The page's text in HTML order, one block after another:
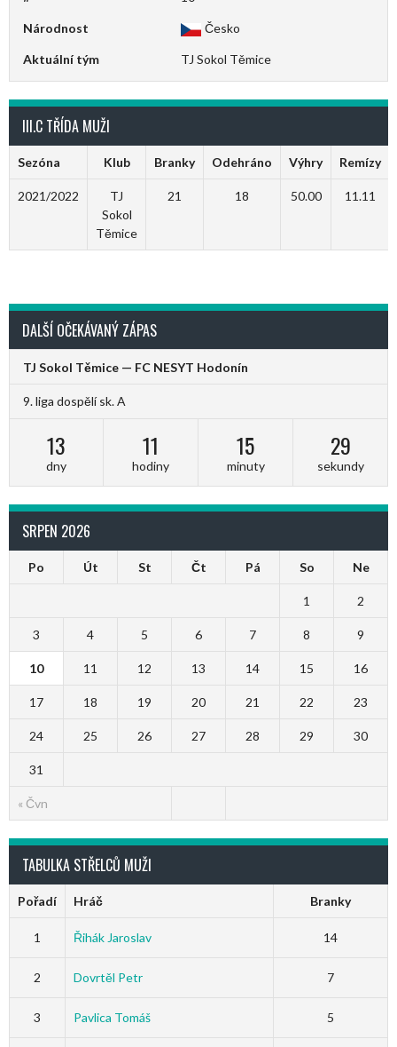
Národnost Česko
Aktuální tým TJ Sokol Těmice
III.C TŘÍDA MUŽI
Sezóna Klub Branky Odehráno Výhry Remízy
2021/2022
TJ
Sokol
Těmice
21 18 50.00 11.11
DALŠÍ OČEKÁVANÝ ZÁPAS
TJ Sokol Těmice — FC NESYT Hodonín
9. liga dospělí sk. A
13
dny
11
hodiny
15
minuty
29
sekundy
SRPEN 2026
Po Út St Čt Pá So Ne
« Čvn
1 2
3 4 5 6 7 8 9
10 11 12 13 14 15 16
17 18 19 20 21 22 23
24 25 26 27 28 29 30
31
TABULKA STŘELCŮ MUŽI
Pořadí Hráč Branky
1 Řihák Jaroslav 14
2 Dovrtěl Petr 7
3 Pavlica Tomáš 5